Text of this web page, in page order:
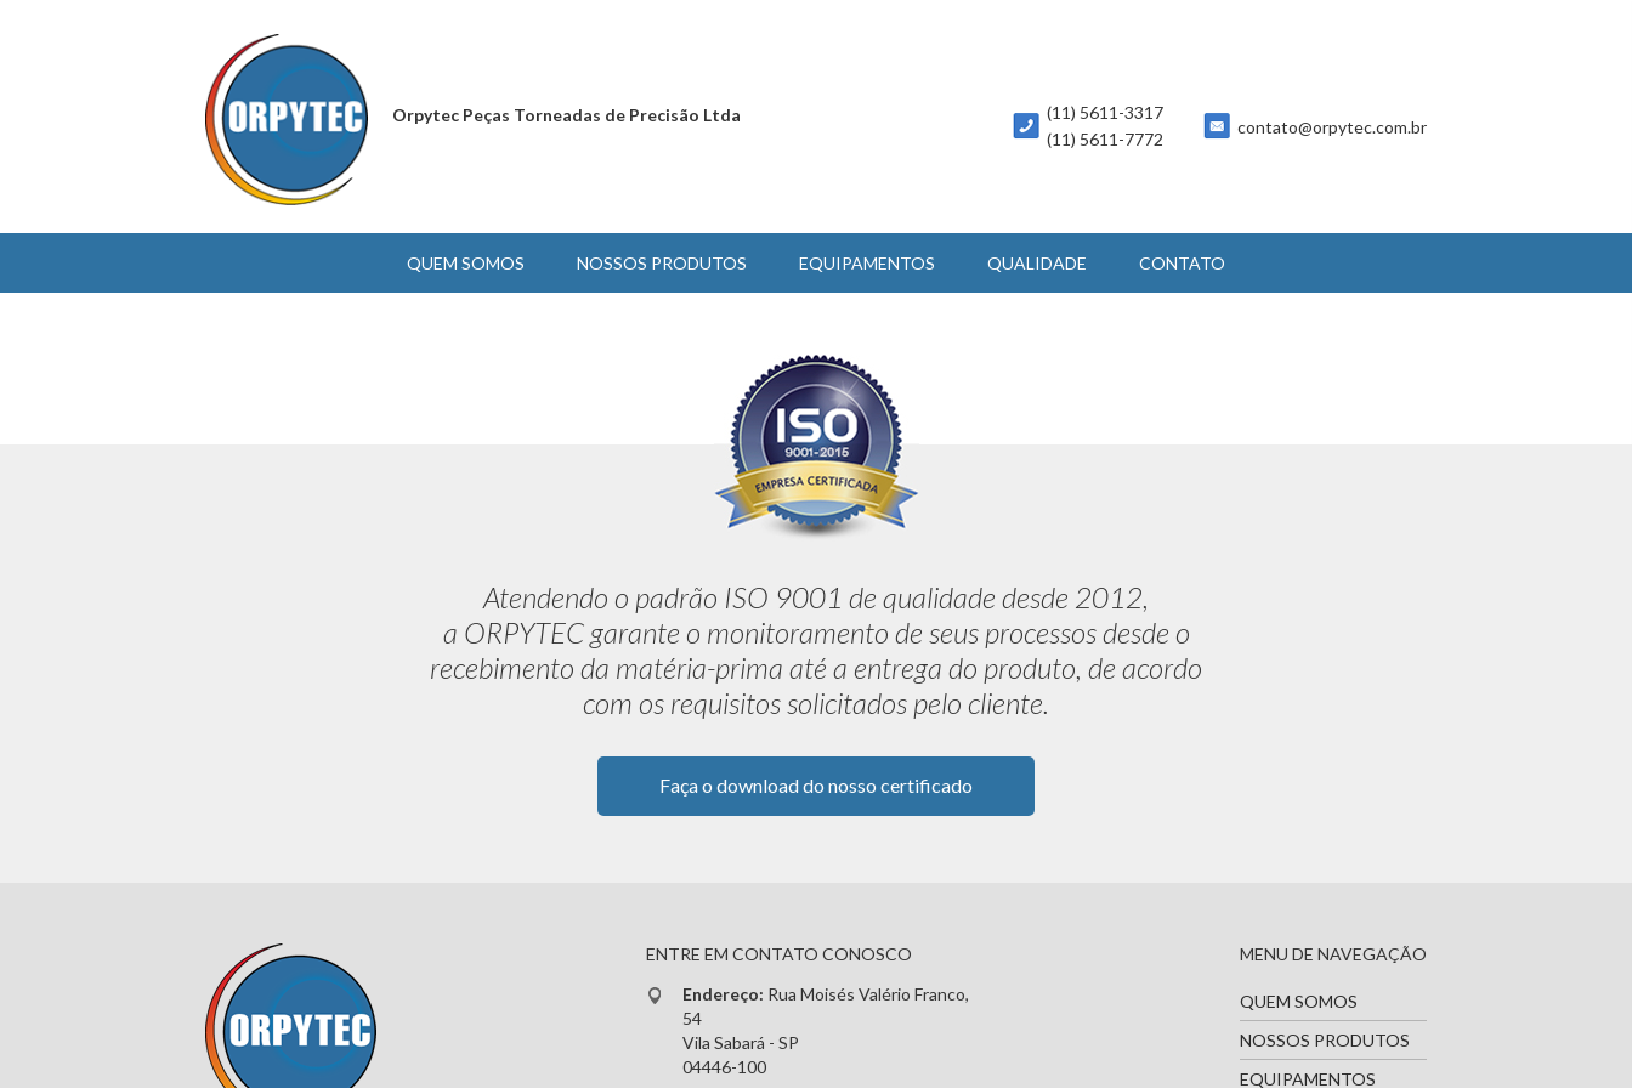
Orpytec Peças Torneadas de Precisão Ltda
(11) 5611-3317
(11) 5611-7772
contato@orpytec.com.br
QUEM SOMOS NOSSOS PRODUTOS EQUIPAMENTOS QUALIDADE CONTATO
Atendendo o padrão ISO 9001 de qualidade desde 2012,
a ORPYTEC garante o monitoramento de seus processos desde o
recebimento da matéria-prima até a entrega do produto, de acordo
com os requisitos solicitados pelo cliente.
Faça o download do nosso certificado
ENTRE EM CONTATO CONOSCO
Endereço: Rua Moisés Valério Franco,
54
Vila Sabará - SP
04446-100
MENU DE NAVEGAÇÃO
QUEM SOMOS
NOSSOS PRODUTOS
EQUIPAMENTOS